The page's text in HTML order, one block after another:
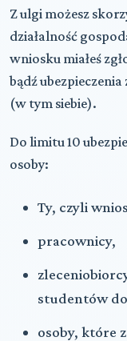
Z ulgi możesz
działalność
wniosku miałeś
bądź
(w tym siebie).
Do limitu 10
osoby:
Ty, czyli
pracownicy,
studentów
osoby, które